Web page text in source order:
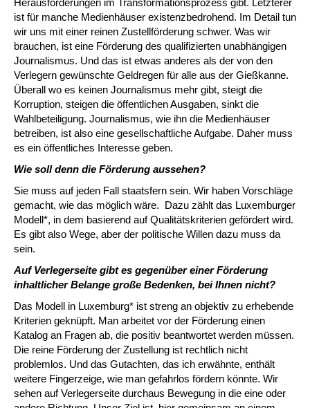
Herausforderungen im Transformationsprozess gibt. Letzterer
ist für manche Medienhäuser existenzbedrohend. Im Detail tun
wir uns mit einer reinen Zustellförderung schwer. Was wir
brauchen, ist eine Förderung des qualifizierten unabhängigen
Journalismus. Und das ist etwas anderes als der von den
Verlegern gewünschte Geldregen für alle aus der Gießkanne.
Überall wo es keinen Journalismus mehr gibt, steigt die
Korruption, steigen die öffentlichen Ausgaben, sinkt die
Wahlbeteiligung. Journalismus, wie ihn die Medienhäuser
betreiben, ist also eine gesellschaftliche Aufgabe. Daher muss
es ein öffentliches Interesse geben.
Wie soll denn die Förderung aussehen?
Sie muss auf jeden Fall staatsfern sein. Wir haben Vorschläge
gemacht, wie das möglich wäre. Dazu zählt das Luxemburger
Modell*, in dem basierend auf Qualitätskriterien gefördert wird.
Es gibt also Wege, aber der politische Willen dazu muss da
sein.
Auf Verlegerseite gibt es gegenüber einer Förderung
inhaltlicher Belange große Bedenken, bei Ihnen nicht?
Das Modell in Luxemburg* ist streng an objektiv zu erhebende
Kriterien geknüpft. Man arbeitet vor der Förderung einen
Katalog an Fragen ab, die positiv beantwortet werden müssen.
Die reine Förderung der Zustellung ist rechtlich nicht
problemlos. Und das Gutachten, das ich erwähnte, enthält
weitere Fingerzeige, wie man gefahrlos fördern könnte. Wir
sehen auf Verlegerseite durchaus Bewegung in die eine oder